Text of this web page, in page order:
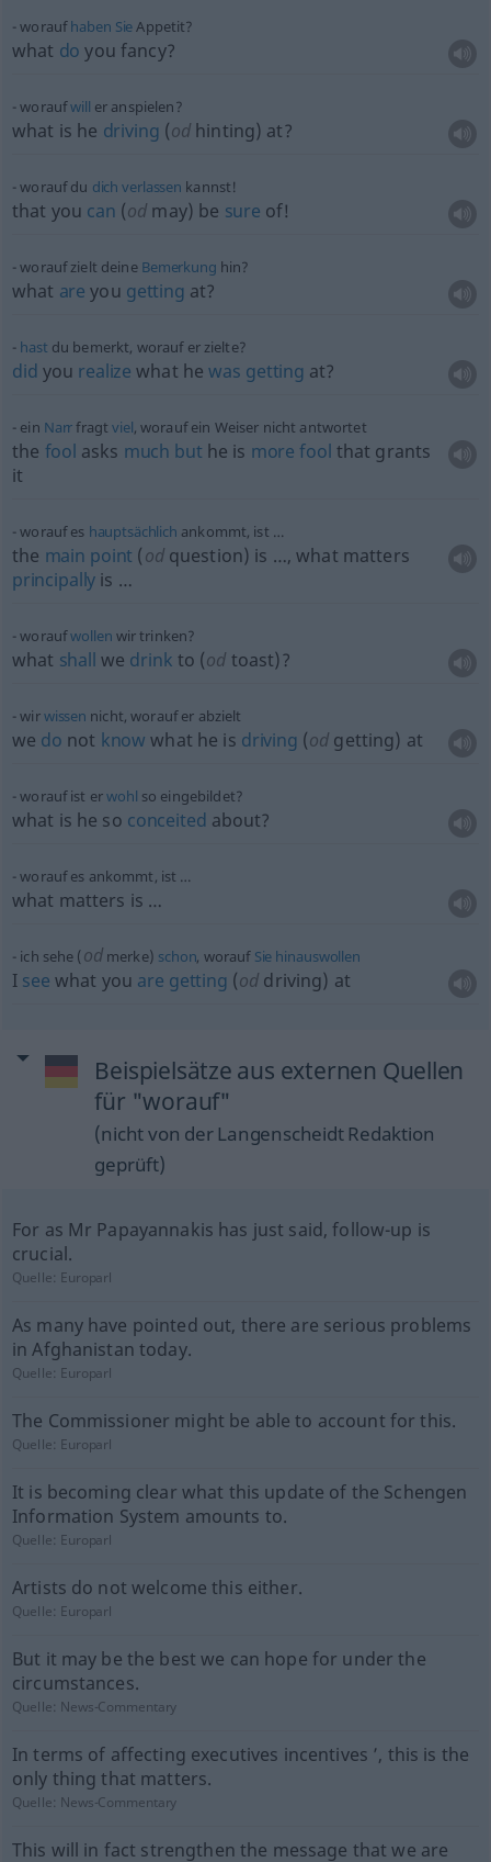
woraufhaben SieAppetit?
what do you fancy?
woraufwill er anspielen?
what is he driving (odhinting) at?
worauf du dich verlassen kannst!
that you can (od may) be sure of!
worauf zielt deine Bemerkung hin?
what are you getting at?
hast du bemerkt, worauf er zielte?
did you realize what hewas getting at?
ein Narrfragtviel, worauf ein Weiser nicht antwortet
the fool asks much but he is more fool that grants
it
worauf es hauptsächlich ankommt, ist …
the main point (odquestion) is …, what matters
principally is …
woraufwollen wir trinken?
what shall we drink to (od toast)?
wirwissen nicht, worauf er abzielt
we do not know what he is driving (od getting) at
worauf ist erwohl so eingebildet?
what is he so conceited about?
worauf es ankommt, ist …
what matters is …
ich sehe (odmerke) schon, worauf Sie hinauswollen
I see what you are getting (od driving) at
Beispielsätze aus externen Quellen
für "worauf"
(nicht von der Langenscheidt Redaktion
geprüft)
For as Mr Papayannakis has just said, follow-up is
crucial.
Quelle: Europarl
As many have pointed out, there are serious problems
in Afghanistan today.
Quelle: Europarl
The Commissioner might be able to account for this.
Quelle: Europarl
It is becoming clear what this update of the Schengen
Information System amounts to.
Quelle: Europarl
Artists do not welcome this either.
Quelle: Europarl
But it may be the best we can hope for under the
circumstances.
Quelle: News-Commentary
In terms of affecting executives incentives ’, this is the
only thing that matters.
Quelle: News-Commentary
This will in fact strengthen the message that we are